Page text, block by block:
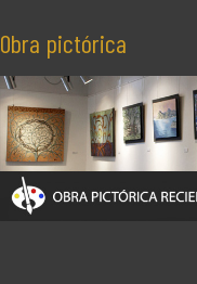
Obra pictórica